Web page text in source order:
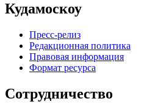
Кудамоскоу
Пресс-релиз
Редакционная политика
Правовая информация
Формат ресурса
Сотрудничество